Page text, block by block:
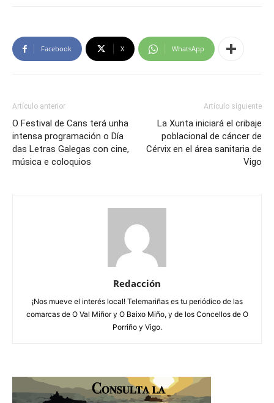
Facebook X WhatsApp
Artículo anterior
O Festival de Cans terá unha
intensa programación o Día
das Letras Galegas con cine,
música e coloquios
Artículo siguiente
La Xunta iniciará el cribaje
poblacional de cáncer de
Cérvix en el área sanitaria de
Vigo
Redacción
¡Nos mueve el interés local! Telemariñas es tu periódico de las
comarcas de O Val Miñor y O Baixo Miño, y de los Concellos de O
Porriño y Vigo.